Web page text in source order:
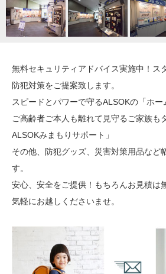
無料セキュリティアドバイス実施中！ス
防犯対策をご提案致します。
スピードとパワーで守るALSOKの「ホー
ご高齢者ご本人も離れて見守るご家族も
ALSOKみまもりサポート」
その他、防犯グッズ、災害対策用品など
す。
安心、安全をご提供！もちろんお見積は
気軽にお越しくださいませ。